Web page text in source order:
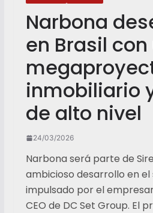
Narbona
en Brasil con
inmobiliario
de alto nivel
24/03/2026
Narbona será parte de
ambicioso desarrollo en el
impulsado por el
CEO de DC Set Group. El